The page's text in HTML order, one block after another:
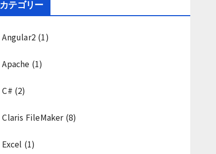
カテゴリー
Angular2(1)
Apache (1)
C# (2)
Claris FileMaker(8)
Excel (1)